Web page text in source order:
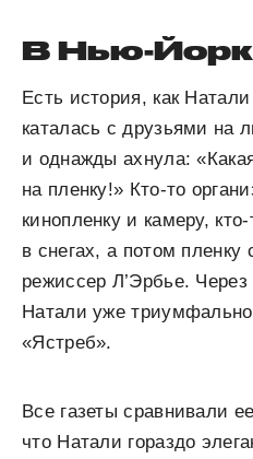
В Нью-Йорк
Есть история, как
каталась с друзьями на
и однажды ахнула:
на пленку!» Кто-то
кинопленку и камеру,
в снегах, а потом пленку
режиссер Л’Эрбье.
Натали уже
«Ястреб».
Все газеты сравнивали
что Натали гораздо